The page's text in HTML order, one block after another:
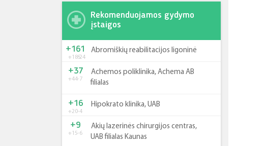
Rekomenduojamos gydymo
įstaigos
+185-24
+161 Abromiškių reabilitacijos ligoninė
+44-7
+37
Achemos poliklinika, Achema AB
filialas
+20-4
+16 Hipokrato klinika, UAB
+15-6
+9
Akių lazerinės chirurgijos centras,
UAB filialas Kaunas